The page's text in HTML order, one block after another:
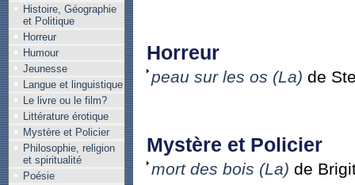
Histoire, Géographie
et Politique
Horreur
Humour
Jeunesse
Langue et linguistique
Le livre ou le film?
Littérature érotique
Mystère et Policier
Philosophie, religion
et spiritualité
Poésie
Horreur
peau sur les os (La) de
Mystère et Policier
mort des bois (La) de